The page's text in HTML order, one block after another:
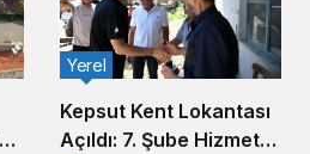
Kepsut Kent Lokantası
Açıldı: 7. Şube Hizmete
Yerel